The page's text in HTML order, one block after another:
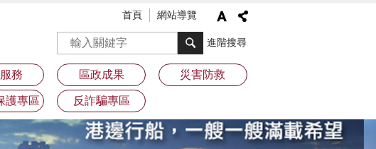
首頁 網站導覽
搜尋 進階搜尋
務 區政成果 災害防救
護專區 反詐騙專區